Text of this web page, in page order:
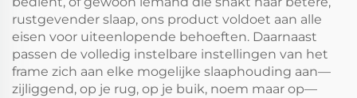
rustgevender slaap, ons product voldoet aan alle
eisen voor uiteenlopende behoeften. Daarnaast
passen de volledig instelbare instellingen van het
frame zich aan elke mogelijke slaaphouding aan—
zijliggend, op je rug, op je buik, noem maar op—